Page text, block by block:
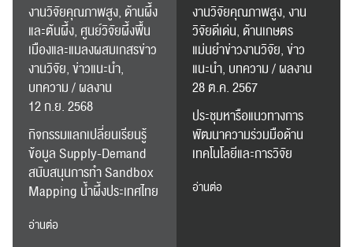
งานวิจัยคุณภาพสูง, ด้านผึ้ง
และต้นผึ้ง, ศูนย์วิจัยผึ้งพื้น
เมืองและแมลงผสมเกสรข่าว
งานวิจัย, ข่าวแนะนำ,
บทความ / ผลงาน
12 ก.ย. 2568
กิจกรรมแลกเปลี่ยนเรียนรู้
ข้อมูล Supply-Demand
สนับสนุนการทำ Sandbox
Mapping น้ำผึ้งประเทศไทย
อ่านต่อ
งานวิจัยคุณภาพสูง, งาน
วิจัยดีเด่น, ด้านเกษตร
แม่นยำข่าวงานวิจัย, ข่าว
แนะนำ, บทความ / ผลงาน
28 ต.ค. 2567
ประชุมหารือแนวทางการ
พัฒนาความร่วมมือด้าน
เทคโนโลยีและการวิจัย
อ่านต่อ